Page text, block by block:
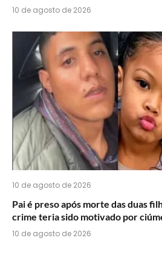
10 de agosto de 2026
10 de agosto de 2026
Pai é preso após morte das duas
crime teria sido motivado por
10 de agosto de 2026